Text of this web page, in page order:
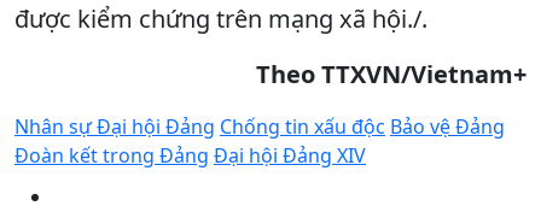
được kiểm chứng trên mạng xã hội./.
Theo TTXVN/Vietnam+
Nhân sự Đại hội Đảng Chống tin xấu độc Bảo vệ Đảng
Đoàn kết trong Đảng Đại hội Đảng XIV